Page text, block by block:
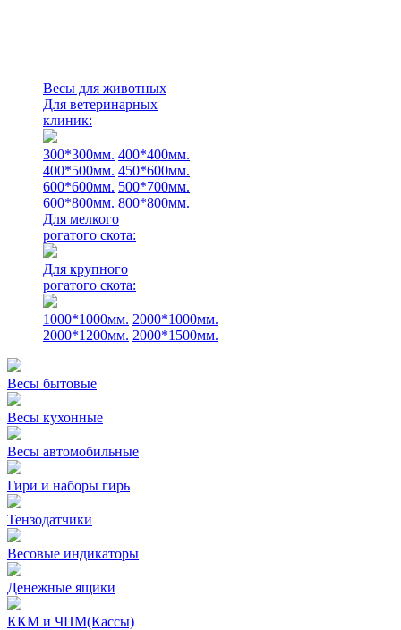
Весы для животных
Для ветеринарных
клиник:
300*300мм. 400*400мм.
400*500мм. 450*600мм.
600*600мм. 500*700мм.
600*800мм. 800*800мм.
Для мелкого
рогатого скота:
Для крупного
рогатого скота:
1000*1000мм. 2000*1000мм.
2000*1200мм. 2000*1500мм.
Весы бытовые
Весы кухонные
Весы автомобильные
Гири и наборы гирь
Тензодатчики
Весовые индикаторы
Денежные ящики
ККМ и ЧПМ(Кассы)